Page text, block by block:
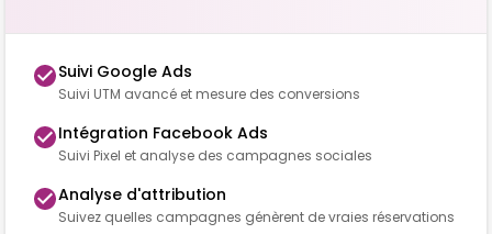
Suivi Google Ads
Suivi UTM avancé et mesure des conversions
Intégration Facebook Ads
Suivi Pixel et analyse des campagnes sociales
Analyse d'attribution
Suivez quelles campagnes génèrent de vraies réservations